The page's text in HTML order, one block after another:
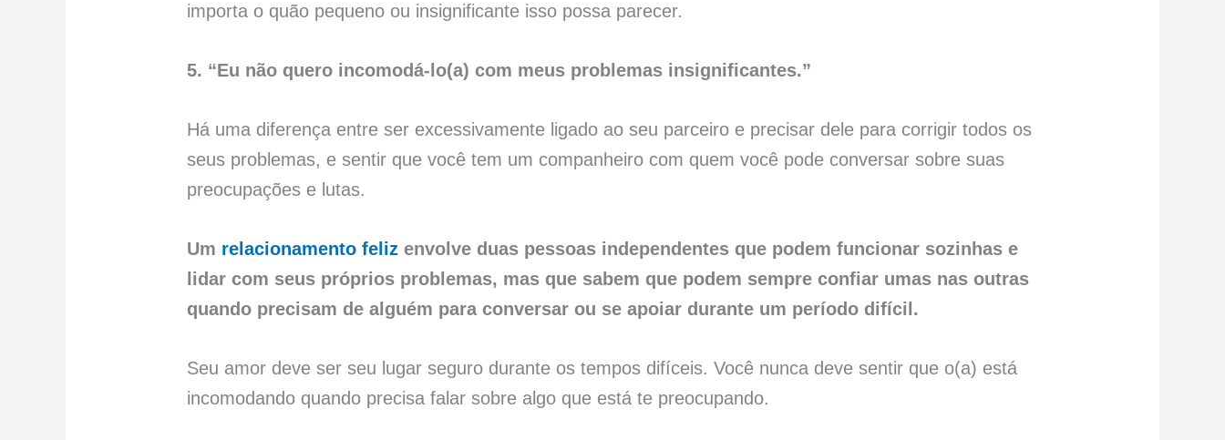
importa o quão pequeno ou insignificante isso possa parecer.
5. “Eu não quero incomodá-lo(a) com meus problemas insignificantes.”
Há uma diferença entre ser excessivamente ligado ao seu parceiro e precisar dele para corrigir todos os
seus problemas, e sentir que você tem um companheiro com quem você pode conversar sobre suas
preocupações e lutas.
Um relacionamento feliz envolve duas pessoas independentes que podem funcionar sozinhas e
lidar com seus próprios problemas, mas que sabem que podem sempre confiar umas nas outras
quando precisam de alguém para conversar ou se apoiar durante um período difícil.
Seu amor deve ser seu lugar seguro durante os tempos difíceis. Você nunca deve sentir que o(a) está
incomodando quando precisa falar sobre algo que está te preocupando.